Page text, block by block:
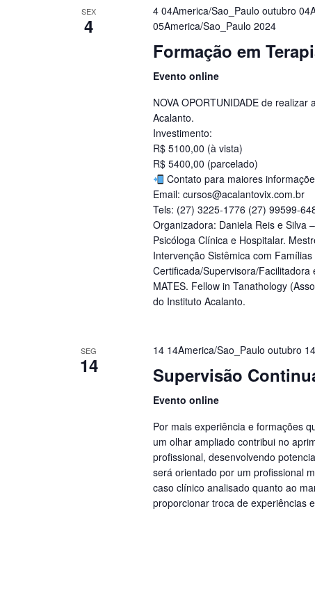
SEX
4
4 04America/Sao_Paulo outubro
05America/Sao_Paulo 2024
Formação em
Evento online
NOVA OPORTUNIDADE de
Acalanto.
Investimento:
R$ 5100,00 (à vista)
R$ 5400,00 (parcelado)
Contato para maiores
Email: cursos@acalantovix.com.br
Tels: (27) 3225-1776 (27) 99599-
Organizadora: Daniela Reis e Silva
Psicóloga Clínica e Hospitalar.
Intervenção Sistêmica com
Certificada/Supervisora/
MATES. Fellow in Tanathology
do Instituto Acalanto.
SEG
14
14 14America/Sao_Paulo outubro
Supervisão
Evento online
Por mais experiência e formações
um olhar ampliado contribui no
profissional, desenvolvendo
será orientado por um profissional
caso clínico analisado quanto ao
proporcionar troca de experiências